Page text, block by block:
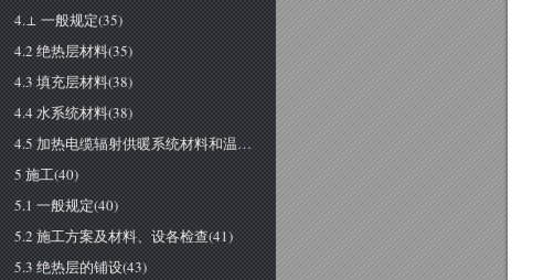
4.⊥ 一般规定(35)
4.2 绝热层材料(35)
4.3 填充层材料(38)
4.4 水系统材料(38)
4.5 加热电缆辐射供暖系统材料和温控设各(38)
5 施工(40)
5.1 一般规定(40)
5.2 施工方案及材料、设各检查(41)
5.3 绝热层的铺设(43)